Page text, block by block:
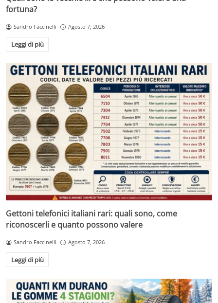
fortuna?
Sandro Faccinelli Agosto 7, 2026
Leggi di più
Gettoni telefonici italiani rari: quali sono, come
riconoscerli e quanto possono valere
Sandro Faccinelli Agosto 7, 2026
Leggi di più